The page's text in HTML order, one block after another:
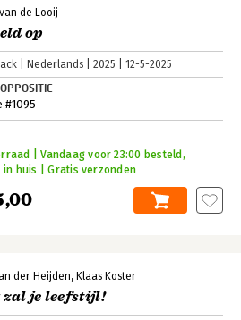
de Looij
op
Nederlands 2025 12-5-2025
#1095
| Vandaag voor 23:00 besteld,
in huis | Gratis verzonden
der Heijden Klaas Koster
zal je leefstijl!